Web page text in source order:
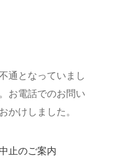
通となっていまし
お電話でのお問い
かけしました。
止のご案内